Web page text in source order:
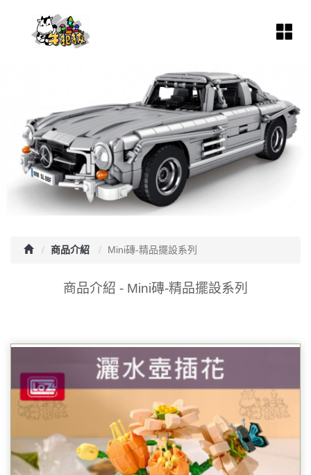
商品介紹 Mini磚-精品擺設系列
商品介紹 - Mini磚-精品擺設系列